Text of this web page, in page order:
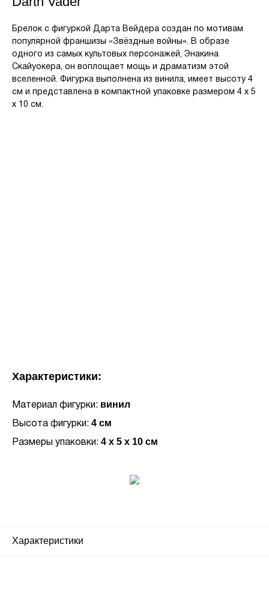
Брелок с фигуркой Дарта Вейдера создан по мотивам
популярной франшизы «Звёздные войны». В образе
одного из самых культовых персонажей, Энакина
Скайуокера, он воплощает мощь и драматизм этой
вселенной. Фигурка выполнена из винила, имеет высоту 4
см и представлена в компактной упаковке размером 4 x 5
x 10 см.
Характеристики:
Материал фигурки: винил
Высота фигурки: 4 см
Размеры упаковки: 4 x 5 x 10 см
Характеристики